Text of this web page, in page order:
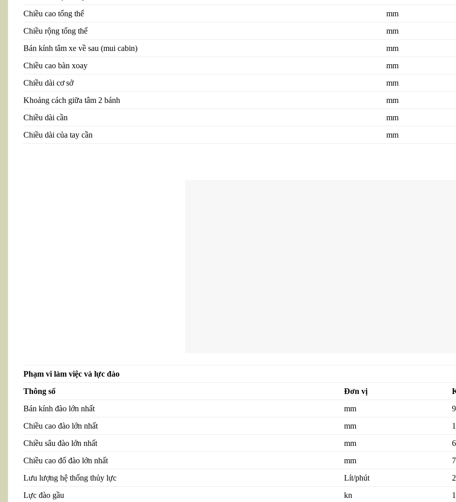
Chiều cao tổng thể
mm
Chiều rộng tổng thể
mm
Bán kính tâm xe về sau (mui cabin)
mm
Chiều cao bàn xoay
mm
Chiều dài cơ sở
mm
Khoảng cách giữa tâm 2 bánh
mm
Chiều dài cần
mm
Chiều dài của tay cần
mm
Phạm vi làm việc và lực đào
Thông số
Đơn vị
Bán kính đào lớn nhất
mm
Chiều cao đào lớn nhất
mm
Chiều sâu đào lớn nhất
mm
Chiều cao đổ đào lớn nhất
mm
Lưu lượng hệ thống thủy lực
Lít/phút
Lực đào gầu
kn